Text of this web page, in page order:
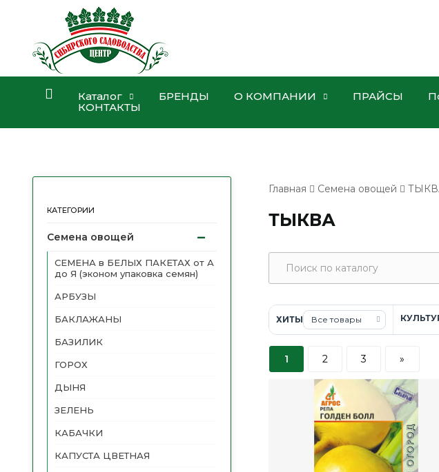
Каталог БРЕНДЫ О КОМПАНИИ ПРАЙСЫ
КОНТАКТЫ
Главная Семена овощей
ТЫКВА
ХИТЫ
1 2 3 »
КАТЕГОРИИ
Семена овощей
СЕМЕНА в БЕЛЫХ ПАКЕТАХ от А
до Я (эконом упаковка семян)
АРБУЗЫ
БАКЛАЖАНЫ
БАЗИЛИК
ГОРОХ
ДЫНЯ
ЗЕЛЕНЬ
КАБАЧКИ
КАПУСТА ЦВЕТНАЯ